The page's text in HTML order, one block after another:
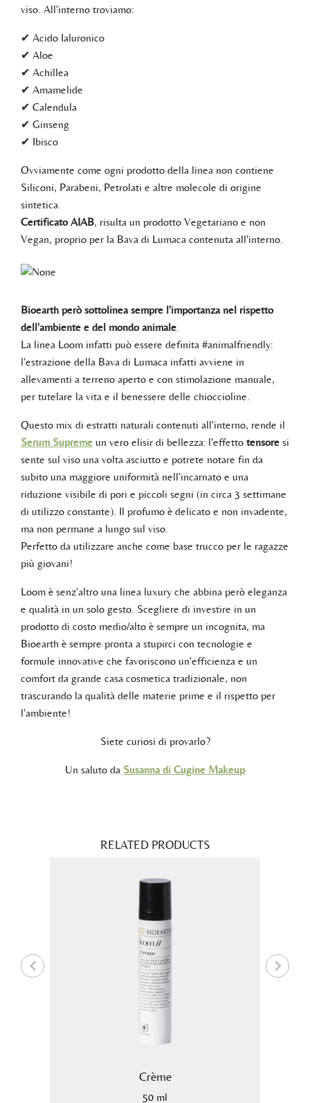
viso. All'interno troviamo:
✔ Acido Ialuronico
✔ Aloe
✔ Achillea
✔ Amamelide
✔ Calendula
✔ Ginseng
✔ Ibisco
Ovviamente come ogni prodotto della linea non contiene
Siliconi, Parabeni, Petrolati e altre molecole di origine
sintetica.
Certificato AIAB, risulta un prodotto Vegetariano e non
Vegan, proprio per la Bava di Lumaca contenuta all'interno.
Bioearth però sottolinea sempre l'importanza nel rispetto
dell'ambiente e del mondo animale.
La linea Loom infatti può essere definita #animalfriendly:
l'estrazione della Bava di Lumaca infatti avviene in
allevamenti a terreno aperto e con stimolazione manuale,
per tutelare la vita e il benessere delle chioccioline.
Questo mix di estratti naturali contenuti all'interno, rende il
Serum Supreme un vero elisir di bellezza: l'effetto tensore si
sente sul viso una volta asciutto e potrete notare fin da
subito una maggiore uniformità nell'incarnato e una
riduzione visibile di pori e piccoli segni (in circa 3 settimane
di utilizzo constante). Il profumo è delicato e non invadente,
ma non permane a lungo sul viso.
Perfetto da utilizzare anche come base trucco per le ragazze
più giovani!
Loom è senz'altro una linea luxury che abbina però eleganza
e qualità in un solo gesto. Scegliere di investire in un
prodotto di costo medio/alto è sempre un incognita, ma
Bioearth è sempre pronta a stupirci con tecnologie e
formule innovative che favoriscono un'efficienza e un
comfort da grande casa cosmetica tradizionale, non
trascurando la qualità delle materie prime e il rispetto per
l'ambiente!
Siete curiosi di provarlo?
Un saluto da Susanna di Cugine Makeup
RELATED PRODUCTS
Crème
50 ml